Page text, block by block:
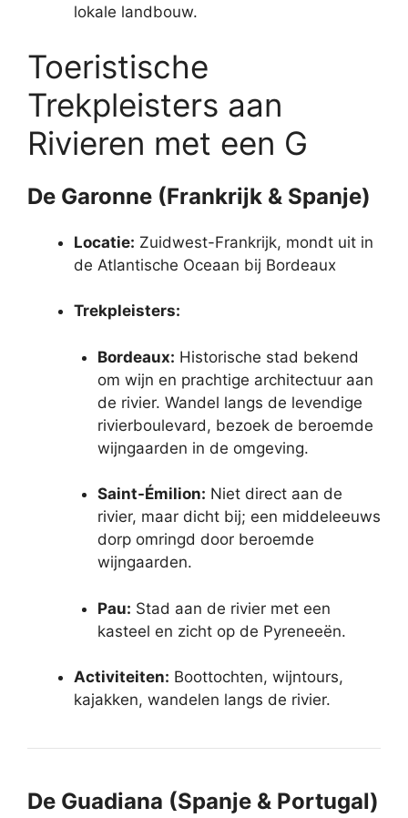
lokale landbouw.
Toeristische
Trekpleisters aan
Rivieren met een G
De Garonne (Frankrijk & Spanje)
Locatie: Zuidwest-Frankrijk, mondt uit in
de Atlantische Oceaan bij Bordeaux
Trekpleisters:
Bordeaux: Historische stad bekend
om wijn en prachtige architectuur aan
de rivier. Wandel langs de levendige
rivierboulevard, bezoek de beroemde
wijngaarden in de omgeving.
Saint-Émilion: Niet direct aan de
rivier, maar dicht bij; een middeleeuws
dorp omringd door beroemde
wijngaarden.
Pau: Stad aan de rivier met een
kasteel en zicht op de Pyreneeën.
Activiteiten: Boottochten, wijntours,
kajakken, wandelen langs de rivier.
De Guadiana (Spanje & Portugal)